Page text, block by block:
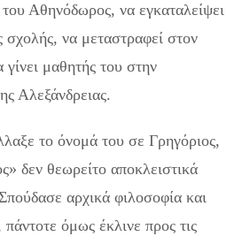
Αθηνόδωρος, να εγκαταλείψει
σχολής, να μεταστραφεί στον
γίνει μαθητής του στην
Αλεξάνδρειας.
το όνομά του σε Γρηγόριος,
δεν θεωρείτο αποκλειστικά
αρχικά φιλοσοφία και
όμως έκλινε προς τις